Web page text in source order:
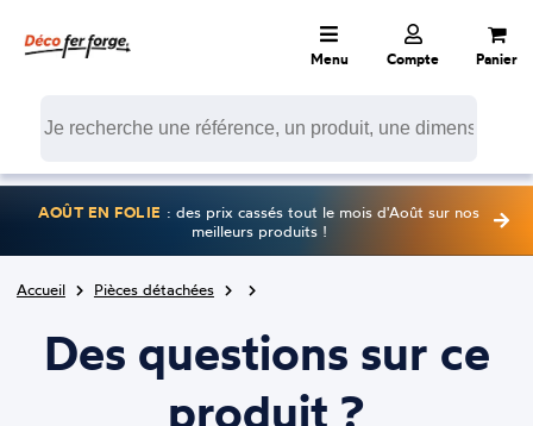
Menu Compte Panier
AOÛT EN FOLIE : des prix cassés tout le mois d'Août sur nos
meilleurs produits !
Accueil Pièces détachées
Des questions sur ce
produit ?